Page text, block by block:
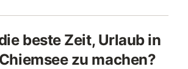
beste Zeit, Urlaub in
zu machen?